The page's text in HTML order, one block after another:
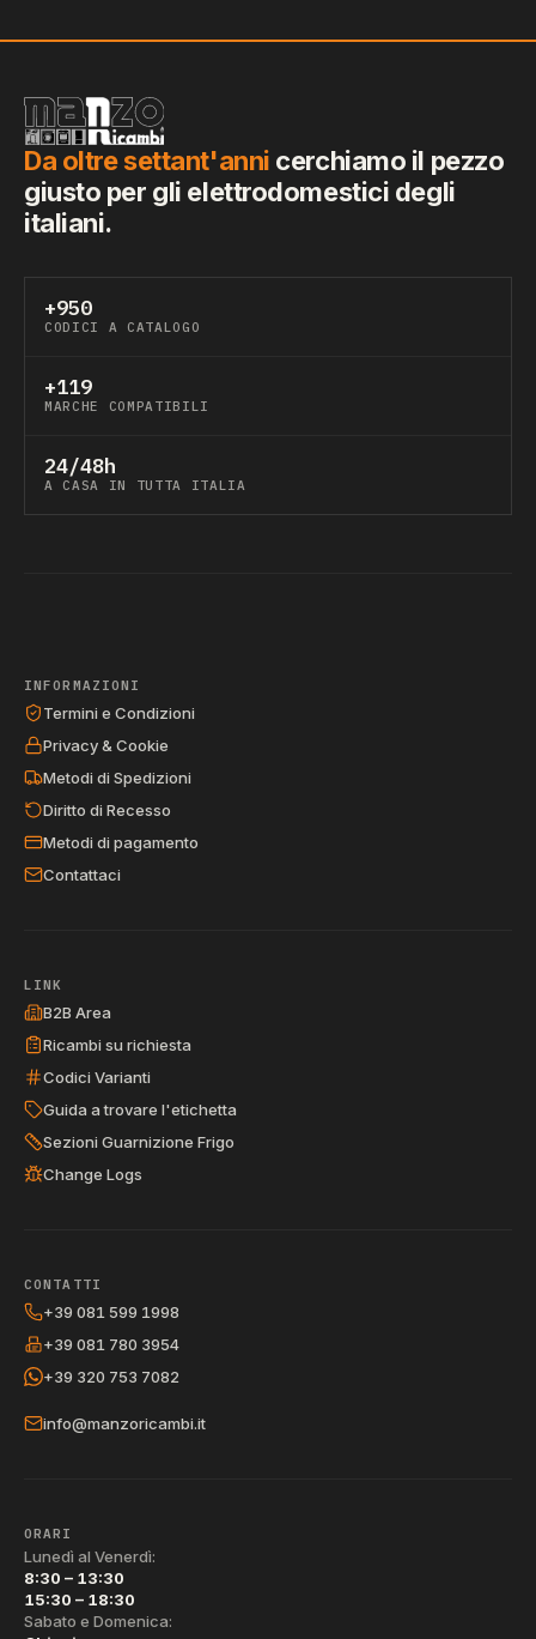
Da oltre settant'anni cerchiamo il pezzo
giusto per gli elettrodomestici degli
italiani.
+950
CODICI A CATALOGO
+119
MARCHE COMPATIBILI
24/48h
A CASA IN TUTTA ITALIA
INFORMAZIONI
Termini e Condizioni
Privacy & Cookie
Metodi di Spedizioni
Diritto di Recesso
Metodi di pagamento
Contattaci
LINK
B2B Area
Ricambi su richiesta
Codici Varianti
Guida a trovare l'etichetta
Sezioni Guarnizione Frigo
Change Logs
CONTATTI
+39 081 599 1998
+39 081 780 3954
+39 320 753 7082
info@manzoricambi.it
ORARI
Lunedì al Venerdì:
8:30 – 13:30
15:30 – 18:30
Sabato e Domenica: